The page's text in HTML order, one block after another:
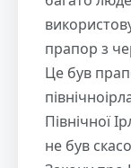
прапор з
Це був
Північної
не був